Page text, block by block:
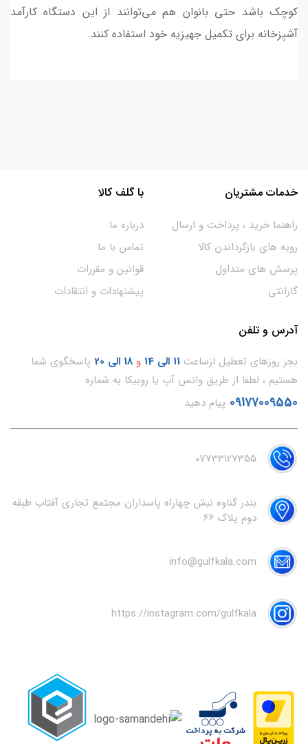
کوچک باشد حتی بانوان هم می‌توانند از این دستگاه کارآمد
آشپزخانه برای تکمیل جهیزیه خود استفاده کنند.
خدمات مشتریان
راهنما خرید ، پرداخت و ارسال
رویه های بازگرداندن کالا
پرسش های متداول
گارانتی
با گلف کالا
درباره ما
تماس با ما
قوانین و مقررات
پیشنهادات و انتقادات
آدرس و تلفن
بجز روزهای تعطیل ازساعت 11 الی 14 و 18 الی 20
پاسخگوی شما
هستیم ، لطفا از طریق واتس آپ یا روبیکا به شماره
09177009550 پیام دهید
07733127355
بندر گناوه نبش چهاراه پاسداران مجتمع تجاری آفتاب طبقه
دوم پلاک 66
info@gulfkala.com
https://instagram.com/gulfkala